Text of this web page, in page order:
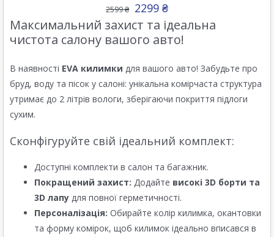
2599₴ 2299 ₴
Максимальний захист та ідеальна
чистота салону вашого авто!
В наявності EVA килимки для вашого авто! Забудьте про
бруд, воду та пісок у салоні: унікальна комірчаста структура
утримає до 2 літрів вологи, зберігаючи покриття підлоги
сухим.
Сконфігуруйте свій ідеальний комплект:
Доступні комплекти в салон та багажник.
Покращений захист: Додайте високі 3D борти та
3D лапу для повної герметичності.
Персоналізація: Обирайте колір килимка, окантовки
та форму комірок, щоб килимок ідеально вписався в